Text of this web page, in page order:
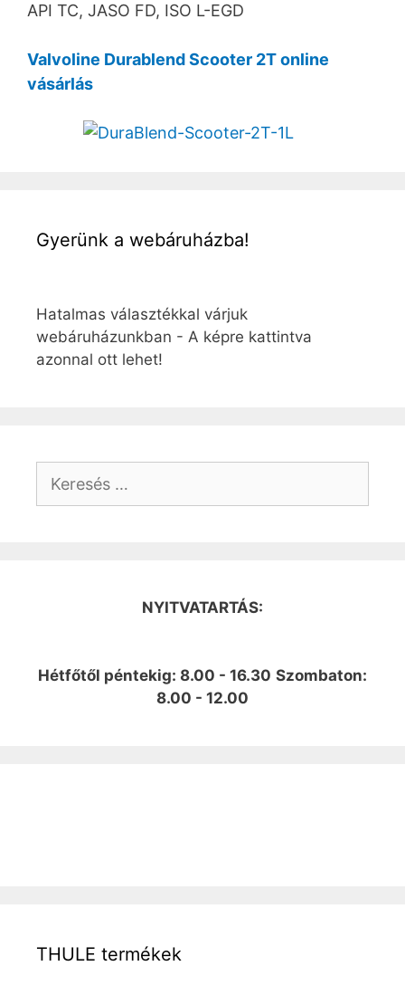
API TC, JASO FD, ISO L-EGD
Valvoline Durablend Scooter 2T online
vásárlás
Gyerünk a webáruházba!
Hatalmas választékkal várjuk
webáruházunkban - A képre kattintva
azonnal ott lehet!
NYITVATARTÁS:
Hétfőtől péntekig: 8.00 - 16.30 Szombaton:
8.00 - 12.00
THULE termékek